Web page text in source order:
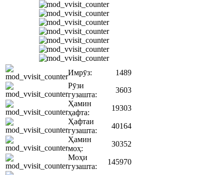
Имрӯз:
1489
Рӯзи
гузашта:
3603
Ҳамин
ҳафта:
19303
Ҳафтаи
гузашта:
40164
Ҳамин
моҳ:
30352
Моҳи
гузашта:
145970